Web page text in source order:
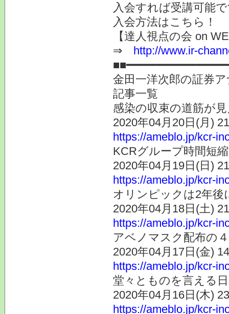
入会すれば受講可能
入会方法はこちら
【達人視点の会 on
⇒ http://www.ir-
金田一洋次郎の証券
記事一覧
感染の収束の道筋が
2020年04月20日(月)
https://ameblo.jp/kcr-
KCRグループ時間短
2020年04月19日(日)
https://ameblo.jp/kcr-
オリンピックは2年
2020年04月18日(土)
https://ameblo.jp/kcr-
アベノマスク配布の
2020年04月17日(金)
https://ameblo.jp/kcr-
堂々とものを言える
2020年04月16日(木)
https://ameblo.jp/kcr-